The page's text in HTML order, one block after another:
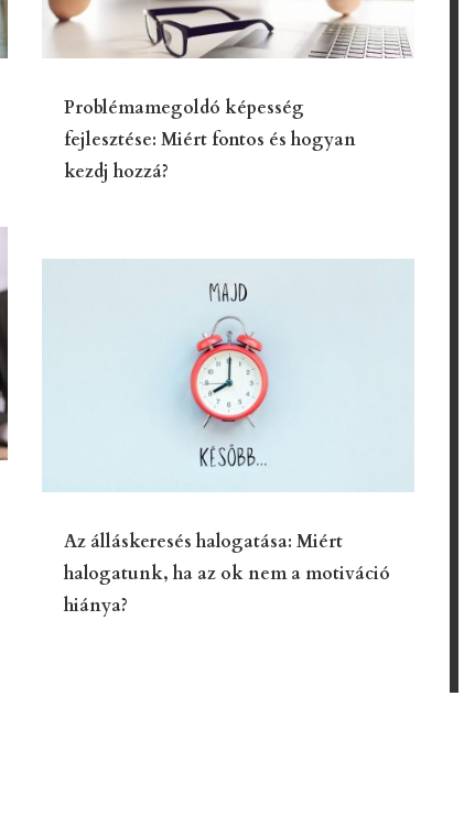
Problémamegoldó képesség
fejlesztése: Miért fontos és hogyan
kezdj hozzá?
Az álláskeresés halogatása: Miért
halogatunk, ha az ok nem a motiváció
hiánya?